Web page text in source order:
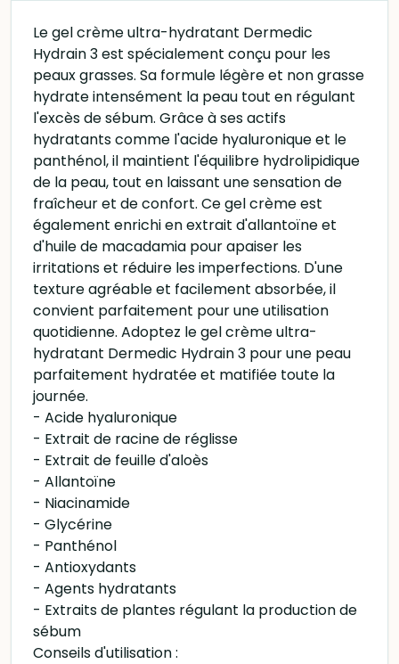
Le gel crème ultra-hydratant Dermedic
Hydrain 3 est spécialement conçu pour les
peaux grasses. Sa formule légère et non grasse
hydrate intensément la peau tout en régulant
l'excès de sébum. Grâce à ses actifs
hydratants comme l'acide hyaluronique et le
panthénol, il maintient l'équilibre hydrolipidique
de la peau, tout en laissant une sensation de
fraîcheur et de confort. Ce gel crème est
également enrichi en extrait d'allantoïne et
d'huile de macadamia pour apaiser les
irritations et réduire les imperfections. D'une
texture agréable et facilement absorbée, il
convient parfaitement pour une utilisation
quotidienne. Adoptez le gel crème ultra-
hydratant Dermedic Hydrain 3 pour une peau
parfaitement hydratée et matifiée toute la
journée.
- Acide hyaluronique
- Extrait de racine de réglisse
- Extrait de feuille d'aloès
- Allantoïne
- Niacinamide
- Glycérine
- Panthénol
- Antioxydants
- Agents hydratants
- Extraits de plantes régulant la production de
sébum
Conseils d'utilisation :